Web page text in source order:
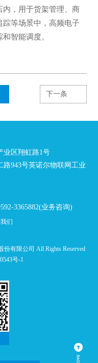
内，用于货架管理、商
踪等场景中，高频电子
智能调度。
下一条
业区翔虹路1号
943号英诺尔物联网工业
3365882(业务咨询)
们
有限公司 All Rights Reserved
号-1